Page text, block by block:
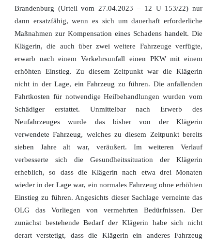
Brandenburg (Urteil vom 27.04.2023 – 12 U 153/22) nur
dann ersatzfähig, wenn es sich um dauerhaft erforderliche
Maßnahmen zur Kompensation eines Schadens handelt. Die
Klägerin, die auch über zwei weitere Fahrzeuge verfügte,
erwarb nach einem Verkehrsunfall einen PKW mit einem
erhöhten Einstieg. Zu diesem Zeitpunkt war die Klägerin
nicht in der Lage, ein Fahrzeug zu führen. Die anfallenden
Fahrtkosten für notwendige Heilbehandlungen wurden vom
Schädiger erstattet. Unmittelbar nach Erwerb des
Neufahrzeuges wurde das bisher von der Klägerin
verwendete Fahrzeug, welches zu diesem Zeitpunkt bereits
sieben Jahre alt war, veräußert. Im weiteren Verlauf
verbesserte sich die Gesundheitssituation der Klägerin
erheblich, so dass die Klägerin nach etwa drei Monaten
wieder in der Lage war, ein normales Fahrzeug ohne erhöhten
Einstieg zu führen. Angesichts dieser Sachlage verneinte das
OLG das Vorliegen von vermehrten Bedürfnissen. Der
zunächst bestehende Bedarf der Klägerin habe sich nicht
derart verstetigt, dass die Klägerin ein anderes Fahrzeug